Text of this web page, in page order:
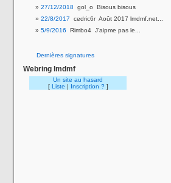
27/12/2018 gol_o Bisous bisous
22/8/2017 cedric6r Août 2017 lmdmf.net...
5/9/2016 Rimbo4 J'aipme pas le...
Dernières signatures
Webring lmdmf
Un site au hasard
[ Liste | Inscription ? ]